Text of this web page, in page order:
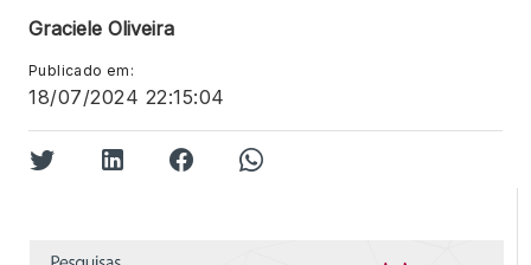
Graciele Oliveira
Publicado em:
18/07/2024 22:15:04